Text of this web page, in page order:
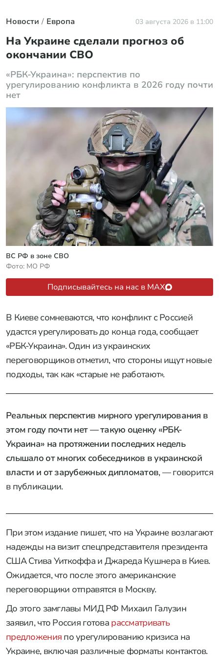
Новости Европа 03 августа 2026 в 11:00
На Украине сделали прогноз об
окончании СВО
«РБК-Украина»: перспектив по
урегулированию конфликта в 2026 году почти
нет
ВС РФ в зоне СВО
Фото: МО РФ
Подписывайтесь на нас в MAX
В Киеве сомневаются, что конфликт с Россией
удастся урегулировать до конца года, сообщает
«РБК-Украина». Один из украинских
переговорщиков отметил, что стороны ищут новые
подходы, так как «старые не работают».
Реальных перспектив мирного урегулирования в
этом году почти нет — такую оценку «РБК-
Украина» на протяжении последних недель
слышало от многих собеседников в украинской
власти и от зарубежных дипломатов, — говорится
в публикации.
При этом издание пишет, что на Украине возлагают
надежды на визит спецпредставителя президента
США Стива Уиткоффа и Джареда Кушнера в Киев.
Ожидается, что после этого американские
переговорщики отправятся в Москву.
До этого замглавы МИД РФ Михаил Галузин
заявил, что Россия готова рассматривать
предложения по урегулированию кризиса на
Украине, включая различные форматы контактов.